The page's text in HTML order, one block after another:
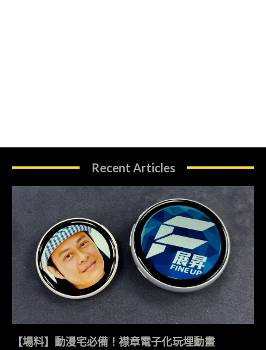
Recent Articles
【場料】動漫宅必備！襟章電子化玩埋動畫